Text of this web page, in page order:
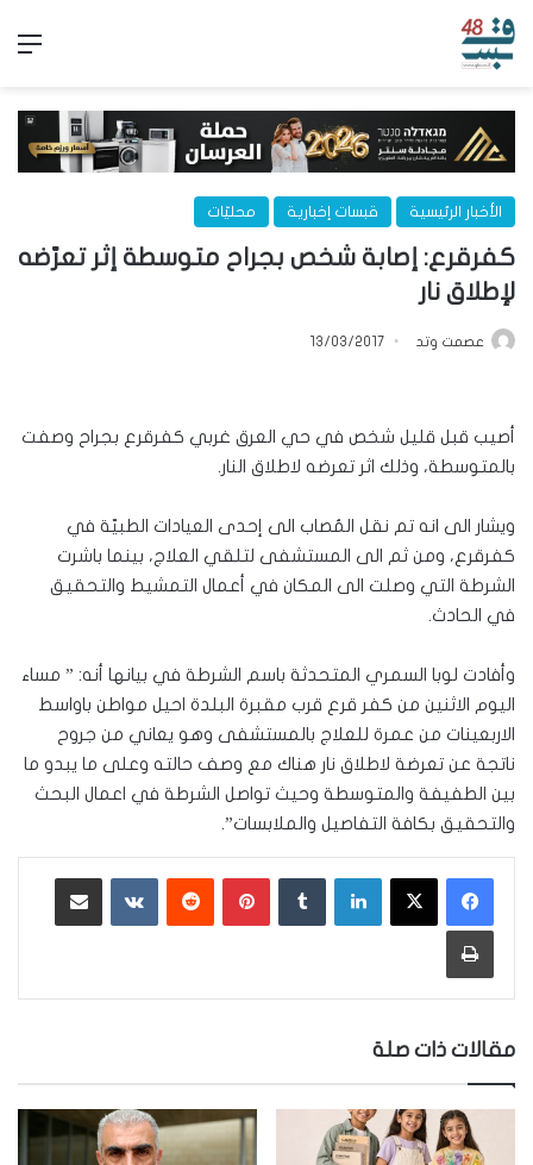
الأخبار الرئيسية قبسات إخبارية محليّات
كفرقرع: إصابة شخص بجراح متوسطة إثر تعرّضه
لإطلاق نار
عصمت وتد 13/03/2017
أصيب قبل قليل شخص في حي العرق غربي كفرقرع بجراح وصفت
بالمتوسطة، وذلك اثر تعرضه لاطلاق النار.
ويشار الى انه تم نقل المُصاب الى إحدى العيادات الطبيّة في
كفرقرع، ومن ثم الى المستشفى لتلقي العلاج، بينما باشرت
الشرطة التي وصلت الى المكان في أعمال التمشيط والتحقيق
في الحادث.
وأفادت لوبا السمري المتحدثة باسم الشرطة في بيانها أنه: ” مساء
اليوم الاثنين من كفر قرع قرب مقبرة البلدة احيل مواطن باواسط
الاربعينات من عمرة للعلاج بالمستشفى وهو يعاني من جروح
ناتجة عن تعرضة لاطلاق نار هناك مع وصف حالته وعلى ما يبدو ما
بين الطفيفة والمتوسطة وحيث تواصل الشرطة في اعمال البحث
والتحقيق بكافة التفاصيل والملابسات”.
لينكدإن بينتيريست ‏VKontakte
طباعة
مقالات ذات صلة